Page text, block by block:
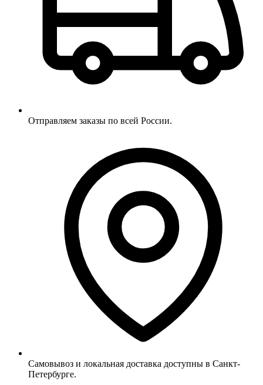
Отправляем заказы по всей России.
Самовывоз и локальная доставка доступны в Санкт-
Петербурге.